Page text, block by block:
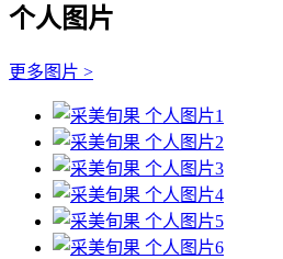
个人图片
更多图片 >